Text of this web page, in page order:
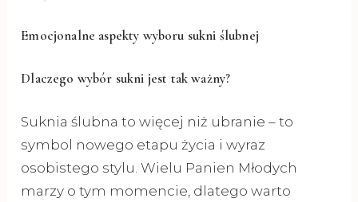
Emocjonalne aspekty wyboru sukni ślubnej
Dlaczego wybór sukni jest tak ważny?
Suknia ślubna to więcej niż ubranie – to
symbol nowego etapu życia i wyraz
osobistego stylu. Wielu Panien Młodych
marzy o tym momencie, dlatego warto